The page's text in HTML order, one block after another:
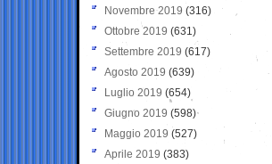
Novembre 2019 (316)
Ottobre 2019 (631)
Settembre 2019 (617)
Agosto 2019 (639)
Luglio 2019 (654)
Giugno 2019 (598)
Maggio 2019 (527)
Aprile 2019 (383)